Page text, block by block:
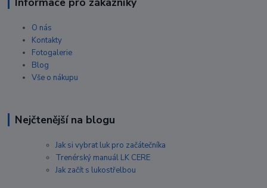
O nás
Kontakty
Fotogalerie
Blog
Vše o nákupu
Nejčtenější na blogu
Jak si vybrat luk pro začátečníka
Trenérský manuál LK CERE
Jak začít s lukostřelbou